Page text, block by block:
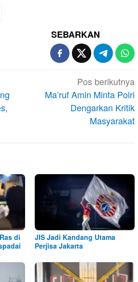
SEBARKAN
Pos berikutnya
Ma’ruf Amin Minta Polri
Dengarkan Kritik
Masyarakat
di
JIS Jadi Kandang Utama
Perjisa Jakarta